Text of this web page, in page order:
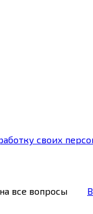
своих
все вопросы